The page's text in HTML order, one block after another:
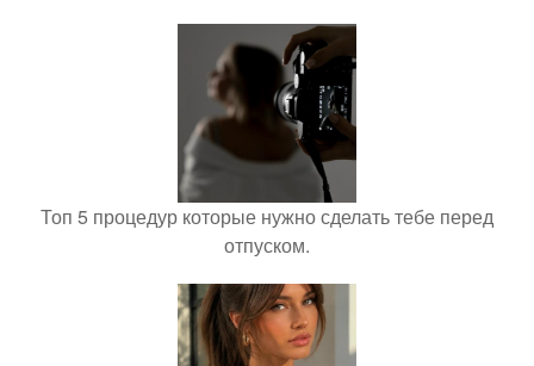
Топ 5 процедур которые нужно сделать тебе перед
отпуском.